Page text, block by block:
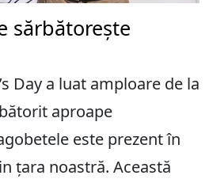
sărbătorește
Day a luat amploare de la
aproape
este prezent în
țara noastră. Această